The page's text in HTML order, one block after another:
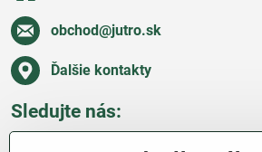
obchod​@jutro​.sk
Ďalšie kontakty
Sledujte nás: